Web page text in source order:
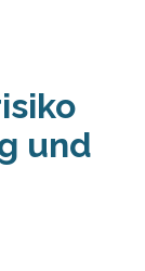
und